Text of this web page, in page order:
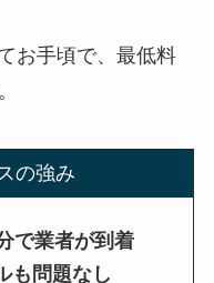
お手頃で、最低料
の強み
で業者が到着
も問題なし